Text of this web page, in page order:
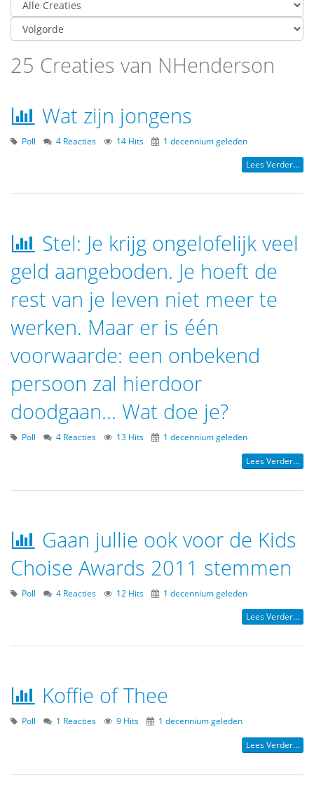
25 Creaties van NHenderson
Wat zijn jongens
Poll 4 Reacties 14 Hits 1 decennium geleden
Lees Verder...
Stel: Je krijg ongelofelijk veel
geld aangeboden. Je hoeft de
rest van je leven niet meer te
werken. Maar er is één
voorwaarde: een onbekend
persoon zal hierdoor
doodgaan... Wat doe je?
Poll 4 Reacties 13 Hits 1 decennium geleden
Lees Verder...
Gaan jullie ook voor de Kids
Choise Awards 2011 stemmen
Poll 4 Reacties 12 Hits 1 decennium geleden
Lees Verder...
Koffie of Thee
Poll 1 Reacties 9 Hits 1 decennium geleden
Lees Verder...